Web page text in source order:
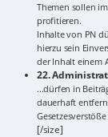
Themen sollen
profitieren.
Inhalte von PN
hierzu sein
der Inhalt einem
22.
...dürfen in
dauerhaft
[/size]